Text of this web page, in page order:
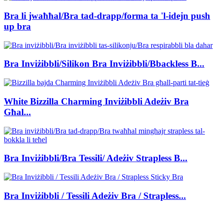
Bra li jwaħħal/Bra tad-drapp/forma ta 'l-idejn push
up bra
Bra Inviżibbli/Silikon Bra Inviżibbli/Bbackless B...
White Bizzilla Charming Inviżibbli Adeżiv Bra
Għal...
Bra Inviżibbli/Bra Tessili/ Adeżiv Strapless B...
Bra Inviżibbli / Tessili Adeżiv Bra / Strapless...